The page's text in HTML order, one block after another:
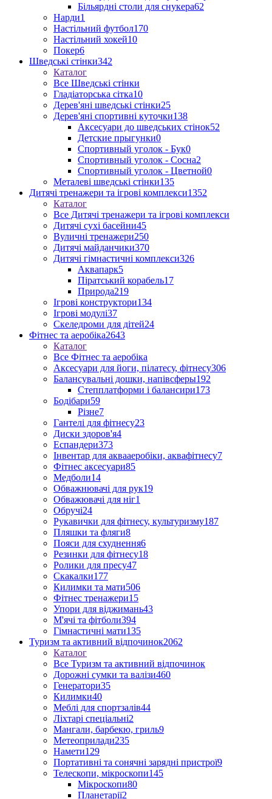
Більярдні столи для снукера62
Нарди1
Настільний футбол170
Настільний хокей10
Покер6
Шведські стінки342
Каталог
Все Шведські стінки
Гладіаторська сітка10
Дерев'яні шведські стінки25
Дерев'яні спортивні куточки138
Аксесуари до шведських стінок52
Детские прыгунки0
Спортивный уголок - Бук0
Спортивный уголок - Сосна2
Спортивный уголок - Цветной0
Металеві шведські стінки135
Дитячі тренажери та ігрові комплекси1352
Каталог
Все Дитячі тренажери та ігрові комплекси
Дитячі сухі басейни45
Вуличні тренажери250
Дитячі майданчики370
Дитячі гімнастичні комплекси326
Аквапарк5
Піратський корабель17
Природа219
Ігрові конструктори134
Ігрові модулі37
Скеледроми для дітей24
Фітнес та аеробіка2643
Каталог
Все Фітнес та аеробіка
Аксесуари для йоги, пілатесу, фітнесу306
Балансувальні дошки, напівсферы192
Степплатформи і балансири173
Бодібари59
Різне7
Гантелі для фітнесу23
Диски здоров'я4
Еспандери373
Інвентар для аквааеробіки, аквафітнесу7
Фітнес аксесуари85
Медболи14
Обважнювачі для рук19
Обважювачі для ніг1
Обручі24
Рукавички для фітнесу, культуризму187
Пляшки та фляги8
Пояси для схуднення6
Резинки для фітнесу18
Ролики для пресу47
Скакалки177
Килимки та мати506
Фітнес тренажери15
Упори для віджимань43
М'ячі та фітболи394
Гімнастичні мати135
Туризм та активний відпочинок2062
Каталог
Все Туризм та активний відпочинок
Дорожні сумки та валізи460
Генератори35
Килимки40
Меблі для спортзалів44
Ліхтарі спеціальні2
Мангали, барбекю, гриль9
Метеоприлади235
Намети129
Портативні та сонячні зарядні пристрої9
Телескопи, мікроскопи145
Мікроскопи80
Планетарії2